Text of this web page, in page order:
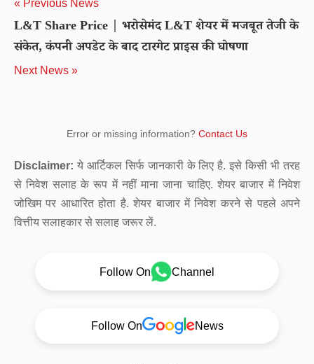
« Previous News
L&T Share Price | भरोसेमंद L&T शेयर में मजबूत तेजी के
संकेत, कंपनी अपडेट के बाद टारगेट प्राइस की घोषणा
Next News »
Error or missing information? Contact Us
Disclaimer: ये आर्टिकल सिर्फ जानकारी के लिए है. इसे किसी भी तरह
से निवेश सलाह के रूप में नहीं माना जाना चाहिए. शेयर बाजार में निवेश
जोखिम पर आधारित होता है. शेयर बाजार में निवेश करने से पहले अपने
वित्तीय सलाहकार से सलाह जरूर लें.
Follow On Channel
Follow On News